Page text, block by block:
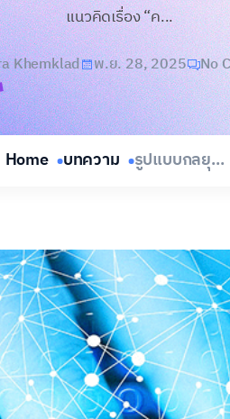
แนวคิดเรื่อง “ค...
Khemklad พ.ย. 28, 2025 No
Home บทความ รูปแบบกลยุ...